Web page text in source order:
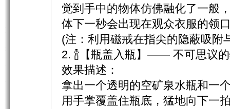
觉到手中的物体仿佛融化了一般
体下一秒会出现在观众衣服的领
(注：利用磁戒在指尖的隐蔽吸附
2. 🍾【瓶盖入瓶】—— 不可思议
效果描述：
拿出一个透明的空矿泉水瓶和一
用手掌覆盖住瓶底，猛地向下一